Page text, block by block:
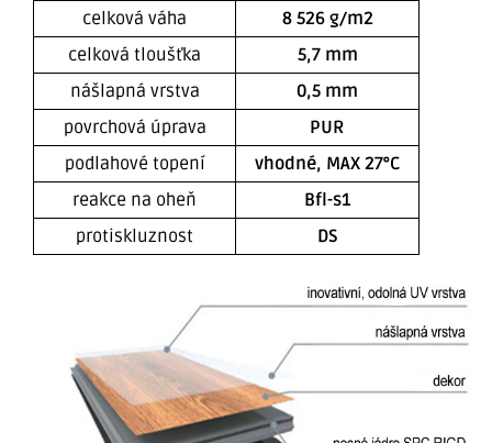
celková váha
8 526 g/m2
celková tloušťka
5,7 mm
nášlapná vrstva
0,5 mm
povrchová úprava
PUR
podlahové topení
vhodné, MAX 27°C
reakce na oheň
Bfl-s1
protiskluznost
DS